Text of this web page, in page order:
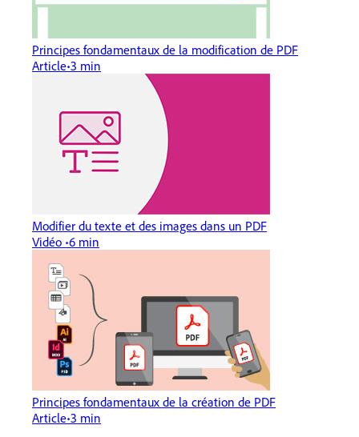
Principes fondamentaux de la modification de PDF
Article 3 min
Modifier du texte et des images dans un PDF
Vidéo 6 min
Principes fondamentaux de la création de PDF
Article 3 min